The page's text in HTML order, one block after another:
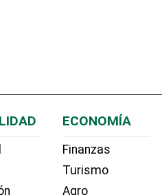
ECONOMÍA
Finanzas
Turismo
Agro